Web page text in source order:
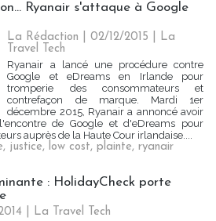
Ryanair s'attaque à Google
La Rédaction | 02/12/2015
La
Travel Tech
Ryanair a lancé une procédure contre
Google et eDreams en Irlande pour
tromperie des consommateurs et
contrefaçon de marque. Mardi 1er
décembre 2015, Ryanair a annoncé avoir
de Google et d'eDreams pour
auprès de la Haute Cour irlandaise....
, justice, low cost, plainte, ryanair
: HolidayCheck porte
La Travel Tech